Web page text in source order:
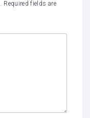
Required fields are